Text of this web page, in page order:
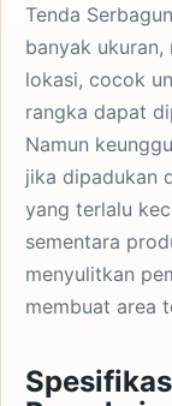
Tenda
banyak ukuran,
lokasi, cocok
rangka dapat
Namun
jika dipadukan
yang terlalu
sementara
menyulitkan
membuat area